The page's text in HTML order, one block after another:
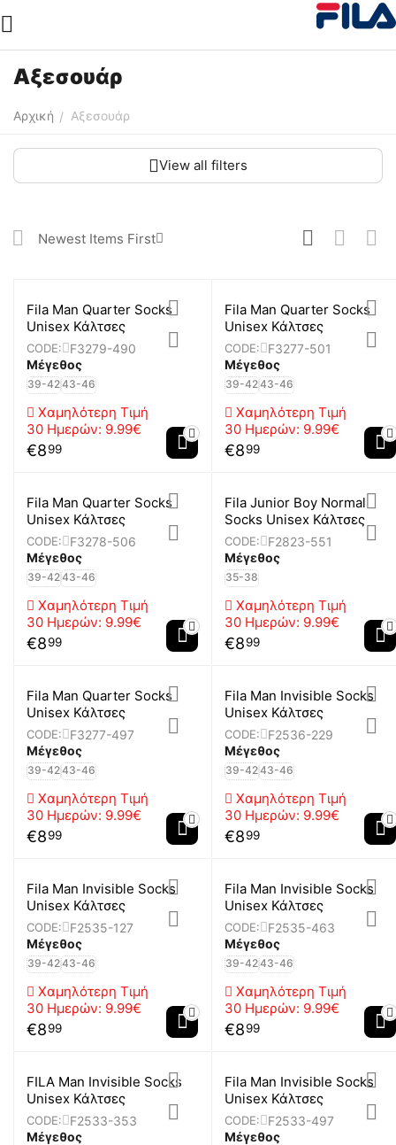
Αξεσουάρ
Αρχική / Αξεσουάρ
View all filters
Newest Items First
Fila Man Quarter Socks
Unisex Κάλτσες
CODE:
F3279-490
Μέγεθος
39-4243-46
Χαμηλότερη Τιμή
30 Ημερών: 9.99€
€899
Fila Man Quarter Socks
Unisex Κάλτσες
CODE:
F3277-501
Μέγεθος
39-4243-46
Χαμηλότερη Τιμή
30 Ημερών: 9.99€
€899
Fila Man Quarter Socks
Unisex Κάλτσες
CODE:
F3278-506
Μέγεθος
39-4243-46
Χαμηλότερη Τιμή
30 Ημερών: 9.99€
€899
Fila Junior Boy Normal
Socks Unisex Κάλτσες
CODE:
F2823-551
Μέγεθος
35-38
Χαμηλότερη Τιμή
30 Ημερών: 9.99€
€899
Fila Man Quarter Socks
Unisex Κάλτσες
CODE:
F3277-497
Μέγεθος
39-4243-46
Χαμηλότερη Τιμή
30 Ημερών: 9.99€
€899
Fila Man Invisible Socks
Unisex Κάλτσες
CODE:
F2536-229
Μέγεθος
39-4243-46
Χαμηλότερη Τιμή
30 Ημερών: 9.99€
€899
Fila Man Invisible Socks
Unisex Κάλτσες
CODE:
F2535-127
Μέγεθος
39-4243-46
Χαμηλότερη Τιμή
30 Ημερών: 9.99€
€899
Fila Man Invisible Socks
Unisex Κάλτσες
CODE:
F2535-463
Μέγεθος
39-4243-46
Χαμηλότερη Τιμή
30 Ημερών: 9.99€
€899
FILA Man Invisible Socks
Unisex Κάλτσες
CODE:
F2533-353
Μέγεθος
Fila Man Invisible Socks
Unisex Κάλτσες
CODE:
F2533-497
Μέγεθος